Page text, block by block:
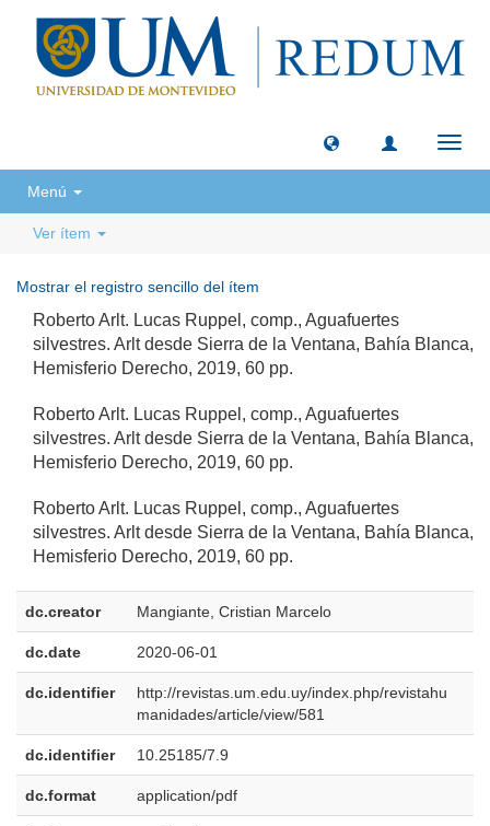
Menú
Ver ítem
Mostrar el registro sencillo del ítem
Roberto Arlt. Lucas Ruppel, comp., Aguafuertes
silvestres. Arlt desde Sierra de la Ventana, Bahía Blanca,
Hemisferio Derecho, 2019, 60 pp.
Roberto Arlt. Lucas Ruppel, comp., Aguafuertes
silvestres. Arlt desde Sierra de la Ventana, Bahía Blanca,
Hemisferio Derecho, 2019, 60 pp.
Roberto Arlt. Lucas Ruppel, comp., Aguafuertes
silvestres. Arlt desde Sierra de la Ventana, Bahía Blanca,
Hemisferio Derecho, 2019, 60 pp.
dc.creator Mangiante, Cristian Marcelo
dc.date 2020-06-01
dc.identifier
http://revistas.um.edu.uy/index.php/revistahu
manidades/article/view/581
dc.identifier 10.25185/7.9
dc.format application/pdf